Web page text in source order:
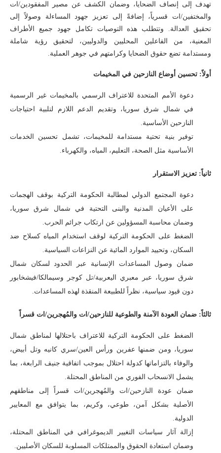
تهدف إلى إنصاف الضحايا، وضمان الكشف عن مصير المفقودين/ات
والمختفين/ات قسرياً، إضافةً إلى تعزيز جهود المساءلة وصولاً إلى
تحقيق العدالة. وتتطلب هذه التوصيات تكامل جهود جميع الأطراف
المعنية، من الفاعلين المحليين والدوليين، لتحقيق رؤية شاملة
ومستدامة تضع حقوق الضحايا وكرامتهم في جوهر العملية.
أولاً: تحسين أوضاع النازحين في المخيمات
دعوة الأمم المتحدة للاعتراف الرسمي بالمخيمات غير الرسمية
في شمال شرق سوريا، وتقديم الدعم اللازم لتلبية احتياجات
النازحين الأساسية.
توفير بنية تحتية مستدامة للمخيمات، تشمل تحسين الخدمات
الأساسية مثل الصحة، التعليم، المياه، والكهرباء.
ثانياً: تعزيز الاستقرار
دعوة المجتمع الدولي لمطالبة الحكومة التركية بوقف الهجمات
على الأعيان المدنية والبنى التحتية في شمال شرق سوريا،
وضمان محاسبة المسؤولين عن ارتكاب جرائم الحرب.
الضغط على الحكومة التركية لوقف استخدام المياه كسلاح ضد
السكان، وتحييد الموارد المائية عن النزاعات السياسية.
ضمان وصول المساعدات الإنسانية عبر الحدود لسكان شمال
شرق سوريا، عبر معبري اليعربية/تل كوجر وسيمالكا/فيشخابور
دون قيود سياسية، نظراً للطبيعة المنقذة لهذه المساعدات.
ثالثاً: ضمان العودة الآمنة والطوعية للنازحين/ات والمُهجرين/ات قسراً
الضغط على الحكومة التركية للاعتراف باحتلالها لمناطق شمال
سوريا، ومن ضمنها عفرين ورأس العين/سري كانيه وتل أبيض،
والوفاء بالتزاماتها كدولة احتلال بموجب اتفاقية جنيف الرابعة، بما
يشمل الانسحاب الفوري من المناطق المحتلة.
ضمان عودة النازحين/ات والمُهجرين/ات قسراً إلى مناطقهم
الأصلية بشكل آمن، طوعي، وكريم، بما يتوافق مع المعايير
الدولية.
إزالة آثار سياسات التغيير الديموغرافي في المناطق المحتلة،
وضمان استعادة الحقوق والممتلكات المسلوبة للسكان الأصليين.